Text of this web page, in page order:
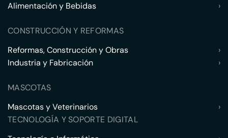
Alimentación y Bebidas
›
CONSTRUCCIÓN Y REFORMAS
Reformas, Construcción y Obras
›
Industria y Fabricación
›
MASCOTAS
Mascotas y Veterinarios
›
TECNOLOGÍA Y SOPORTE DIGITAL